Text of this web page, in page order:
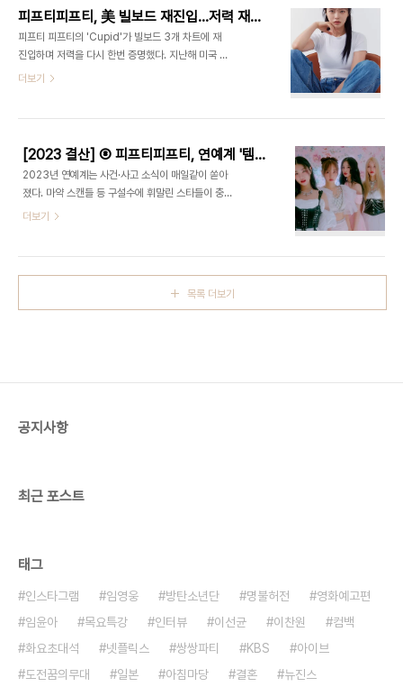
대표/프로듀서를 고소한지 8개월만에 첫 경찰조사가
나왔다"며 "지난해 7월 7일 추가로 업무상횡령, 사
문서위조 및 위조사문서행사 혐의로 고소한 사건도
계속 수사중이니 향후 안성일의 범죄혐의가 추가로
드러날 것으로 확신한다"라고 전했다. 앞서 어트랙트
해, 전자기록등손괴, 업무상배임 혐의로 강남경찰서
6월 어트랙트가 정..
피프티피프티, 美 빌보드 재진입…저력 재입증
피프티 피프티의 'Cupid'가 빌보드 3개 차트에 재
진입하며 저력을 다시 한번 증명했다. 지난해 미국 빌
보드 차트에서 'Bubbling Under Hot 100' 차트
프티 피프티)의 'Cupid'가 빌보드에 다시 재진입하
며 글로벌 팬들의 꾸준한 사랑을 보여주고 있다. 이번
에 FIFTY FIFTY(피프티 피프티)가 진입한 차트는
총 세 개다. '월드 디지털송 세일즈(World Digital
Song Sales)' 9위, 월드 앨범(World Album)'
197위까지 두루..
더보기
[2023 결산] ⑧ 피프티피프티, 연예계 '템퍼링 사태' 경종…충격적 분쟁
2023년 연예계는 사건·사고 소식이 매일같이 쏟아
졌다. 마약 스캔들 등 구설수에 휘말린 스타들이 충격
과 실망을 자아냈고, 우리 곁을 떠난 스타들로 슬픔에
했다. 올 한 해를 떠들썩하게 만들었던 연예계 뉴스를
더보기
목록 더보기
공지사항
최근 포스트
태그
인스타그램 임영웅 방탄소년단 명불허전
영화예고편
임윤아
목요특강 인터뷰 이선균 이찬원
컴백
화요초대석
넷플릭스 쌍쌍파티 KBS
아이브
도전꿈의무대
일본 아침마당 결혼
뉴진스